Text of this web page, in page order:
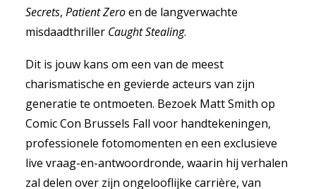
Secrets, Patient Zeroen de langverwachte
misdaadthriller Caught Stealing.
Dit is jouw kans om een van de meest
charismatische en gevierde acteurs van zijn
generatie te ontmoeten. Bezoek Matt Smith op
Comic Con Brussels Fall voor handtekeningen,
professionele fotomomenten en een exclusieve
live vraag-en-antwoordronde, waarin hij verhalen
zal delen over zijn ongelooflijke carrière, van